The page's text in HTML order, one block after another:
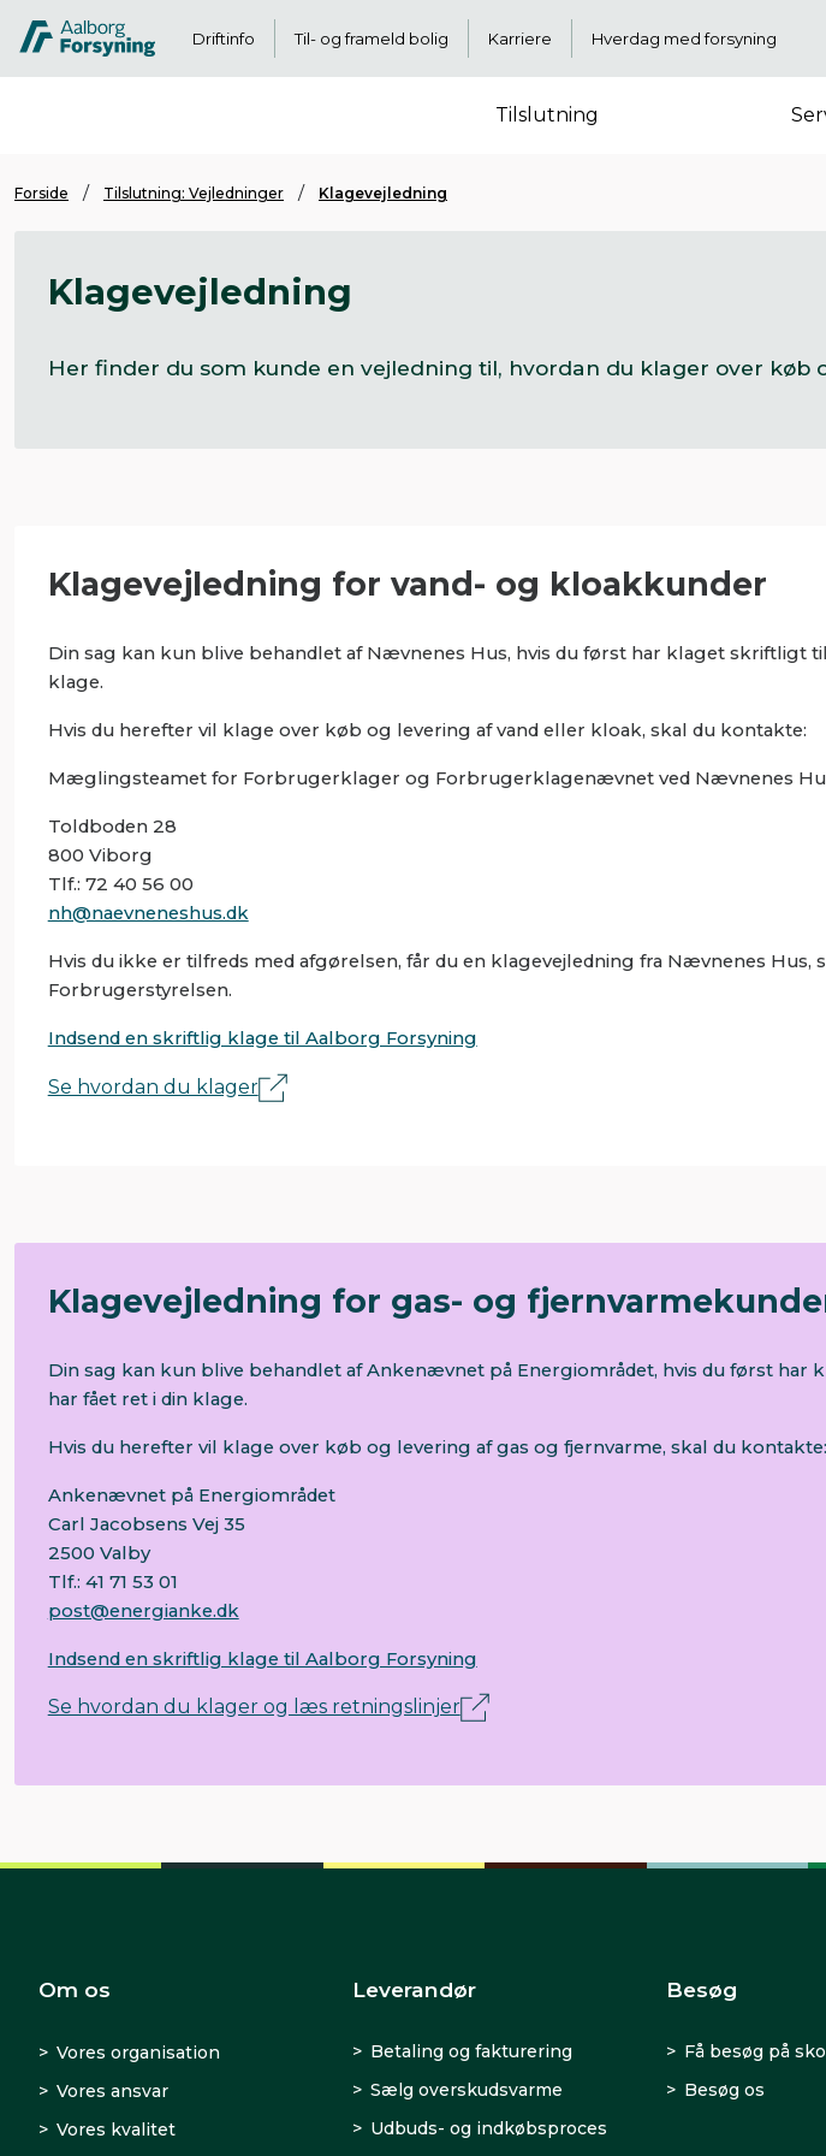
Driftinfo Til- og frameld bolig Karriere Hverdag med forsyning
Tilslutning
Forside Tilslutning: Vejledninger Klagevejledning
Klagevejledning
Her finder du som kunde en vejledning til, hvordan du klager over køb
Klagevejledning for vand- og kloakkunder
Din sag kan kun blive behandlet af Nævnenes Hus, hvis du først har klaget skriftligt
klage.
Hvis du herefter vil klage over køb og levering af vand eller kloak, skal du kontakte:
Mæglingsteamet for Forbrugerklager og Forbrugerklagenævnet ved Nævnenes
Toldboden 28
800 Viborg
Tlf.: 72 40 56 00
nh@naevneneshus.dk
Hvis du ikke er tilfreds med afgørelsen, får du en klagevejledning fra Nævnenes Hus,
Forbrugerstyrelsen.
Indsend en skriftlig klage til Aalborg Forsyning
Se hvordan du klager
Klagevejledning for gas- og
Din sag kan kun blive behandlet af Ankenævnet på Energiområdet, hvis du først
har fået ret i din klage.
Hvis du herefter vil klage over køb og levering af gas og fjernvarme, skal du kontakte:
Ankenævnet på Energiområdet
Carl Jacobsens Vej 35
2500 Valby
Tlf.: 41 71 53 01
post@energianke.dk
Indsend en skriftlig klage til Aalborg Forsyning
Se hvordan du klager og læs retningslinjer
Om os
Vores organisation
Vores ansvar
Vores kvalitet
Leverandør
Betaling og fakturering
Sælg overskudsvarme
Udbuds- og indkøbsproces
Besøg
Få besøg på
Besøg os